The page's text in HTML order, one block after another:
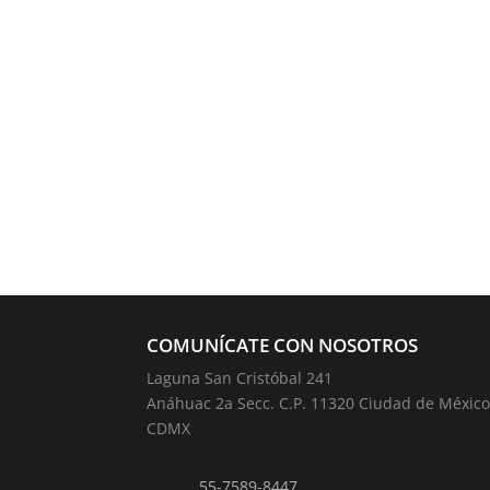
COMUNÍCATE CON NOSOTROS
Laguna San Cristóbal 241
Anáhuac 2a Secc. C.P. 11320 Ciudad de
CDMX